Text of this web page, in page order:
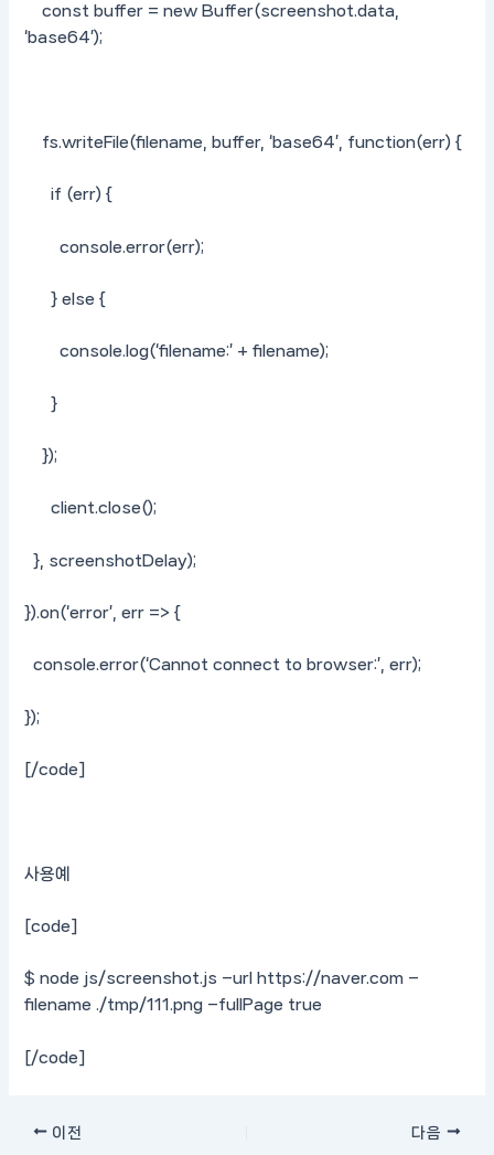
const buffer = new Buffer(screenshot.data,
‘base64’);
fs.writeFile(filename, buffer, ‘base64’, function(err) {
if (err) {
console.error(err);
} else {
console.log(‘filename:’ + filename);
}
});
client.close();
}, screenshotDelay);
}).on(‘error’, err => {
console.error(‘Cannot connect to browser:’, err);
});
[/code]
사용예
[code]
$ node js/screenshot.js –url https://naver.com –
filename ./tmp/111.png –fullPage true
[/code]
이전 다음